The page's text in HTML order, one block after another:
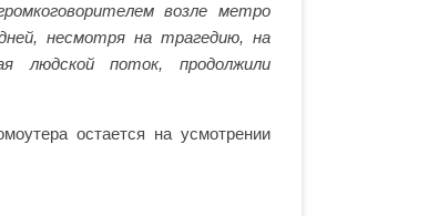
возле метро
несмотря на трагедию, на
людской поток, продолжили
остается на усмотрении